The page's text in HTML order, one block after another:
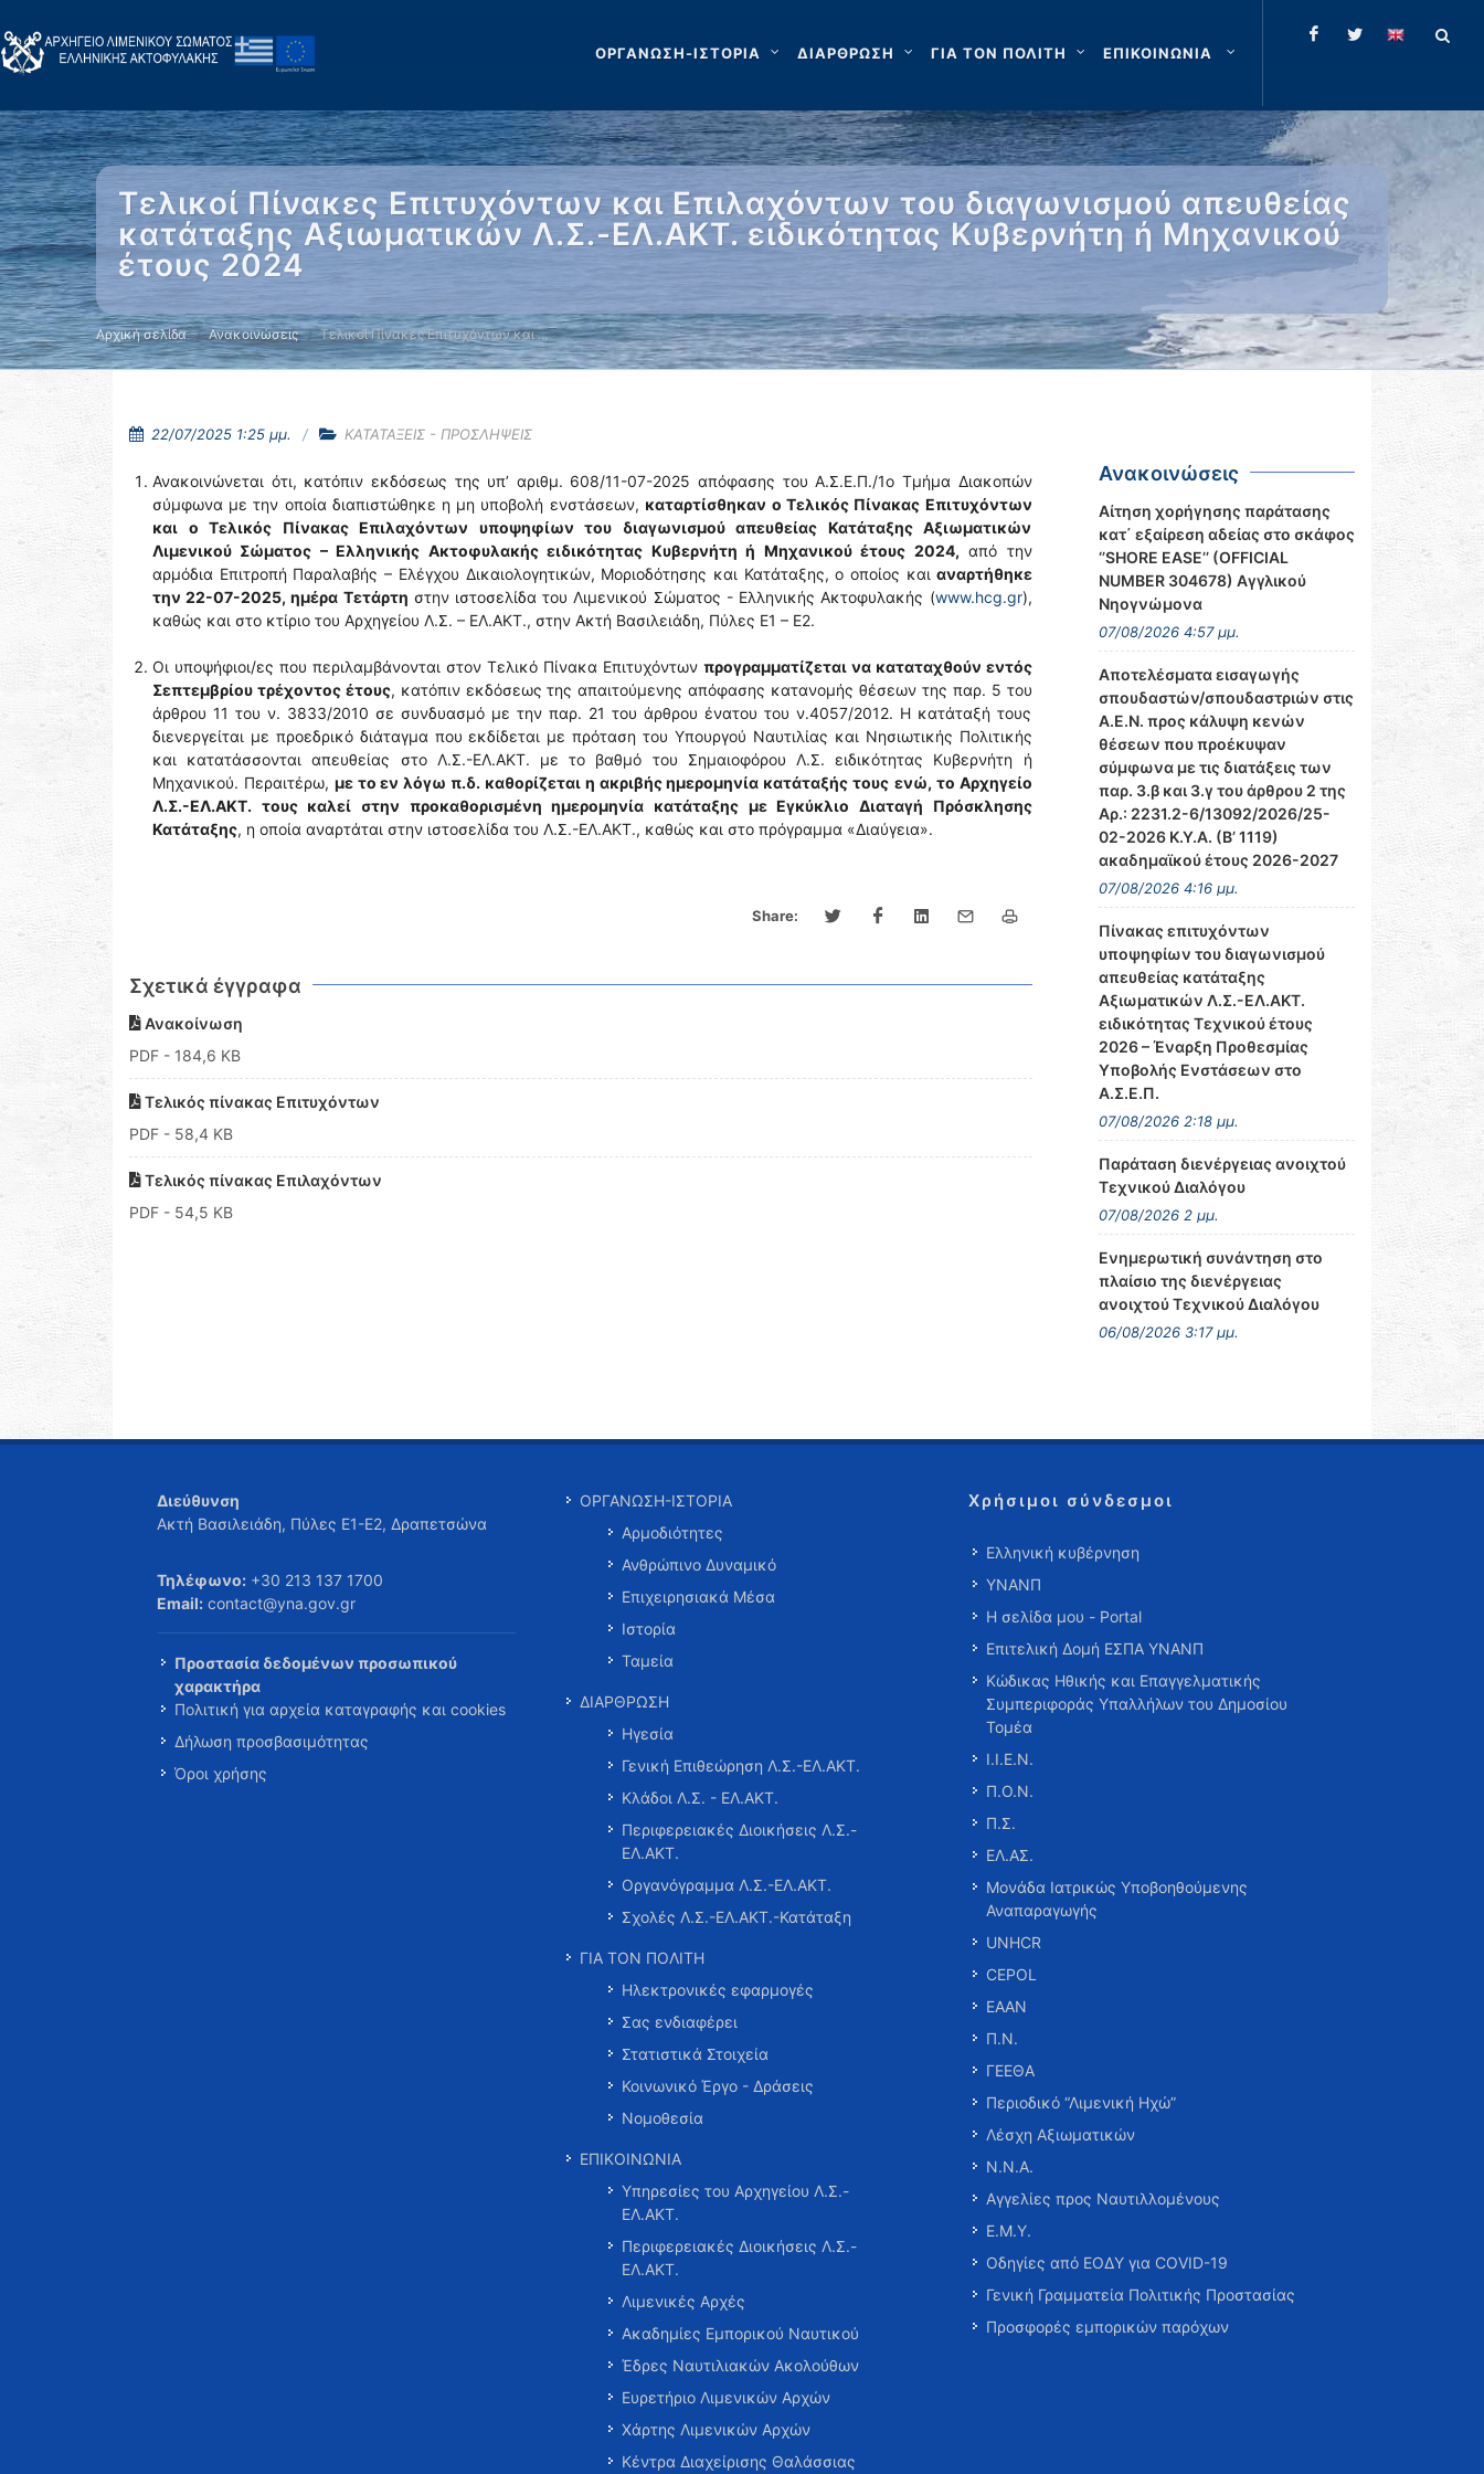
ΟΡΓΑΝΩΣΗ-ΙΣΤΟΡΙΑ ΔΙΑΡΘΡΩΣΗ ΓΙΑ ΤΟΝ ΠΟΛΙΤΗ ΕΠΙΚΟΙΝΩΝΙΑ
Τελικοί Πίνακες Επιτυχόντων και Επιλαχόντων του διαγωνισμού απευθείας
κατάταξης Αξιωματικών Λ.Σ.-ΕΛ.ΑΚΤ. ειδικότητας Κυβερνήτη ή Μηχανικού
έτους 2024
Αρχική σελίδα Ανακοινώσεις Τελικοί Πίνακες Επιτυχόντων και …
22/07/2025 1:25 μμ. ΚΑΤΑΤΑΞΕΙΣ - ΠΡΟΣΛΗΨΕΙΣ
Ανακοινώνεται ότι, κατόπιν εκδόσεως της υπ’ αριθμ. 608/11-07-2025 απόφασης του Α.Σ.Ε.Π./1ο Τμήμα Διακοπών
σύμφωνα με την οποία διαπιστώθηκε η μη υποβολή ενστάσεων, καταρτίσθηκαν ο Τελικός Πίνακας Επιτυχόντων
και ο Τελικός Πίνακας Επιλαχόντων υποψηφίων του διαγωνισμού απευθείας Κατάταξης Αξιωματικών
Λιμενικού Σώματος – Ελληνικής Ακτοφυλακής ειδικότητας Κυβερνήτη ή Μηχανικού έτους 2024, από την
αρμόδια Επιτροπή Παραλαβής – Ελέγχου Δικαιολογητικών, Μοριοδότησης και Κατάταξης, ο οποίος και αναρτήθηκε
την 22-07-2025, ημέρα Τετάρτη στην ιστοσελίδα του Λιμενικού Σώματος - Ελληνικής Ακτοφυλακής (www.hcg.gr),
καθώς και στο κτίριο του Αρχηγείου Λ.Σ. – ΕΛ.ΑΚΤ., στην Ακτή Βασιλειάδη, Πύλες Ε1 – Ε2.
Οι υποψήφιοι/ες που περιλαμβάνονται στον Τελικό Πίνακα Επιτυχόντων προγραμματίζεται να καταταχθούν εντός
Σεπτεμβρίου τρέχοντος έτους, κατόπιν εκδόσεως της απαιτούμενης απόφασης κατανομής θέσεων της παρ. 5 του
άρθρου 11 του ν. 3833/2010 σε συνδυασμό με την παρ. 21 του άρθρου ένατου του ν.4057/2012. Η κατάταξή τους
διενεργείται με προεδρικό διάταγμα που εκδίδεται με πρόταση του Υπουργού Ναυτιλίας και Νησιωτικής Πολιτικής
και κατατάσσονται απευθείας στο Λ.Σ.-ΕΛ.ΑΚΤ. με το βαθμό του Σημαιοφόρου Λ.Σ. ειδικότητας Κυβερνήτη ή
Μηχανικού. Περαιτέρω, με το εν λόγω π.δ. καθορίζεται η ακριβής ημερομηνία κατάταξής τους ενώ, το Αρχηγείο
Λ.Σ.-ΕΛ.ΑΚΤ. τους καλεί στην προκαθορισμένη ημερομηνία κατάταξης με Εγκύκλιο Διαταγή Πρόσκλησης
Κατάταξης, η οποία αναρτάται στην ιστοσελίδα του Λ.Σ.-ΕΛ.ΑΚΤ., καθώς και στο πρόγραμμα «Διαύγεια».
Share:
Σχετικά έγγραφα
Ανακοίνωση
PDF - 184,6 KB
Τελικός πίνακας Επιτυχόντων
PDF - 58,4 KB
Τελικός πίνακας Επιλαχόντων
PDF - 54,5 KB
Ανακοινώσεις
Αίτηση χορήγησης παράτασης
κατ΄ εξαίρεση αδείας στο σκάφος
‘’SHORE EASE’’ (OFFICIAL
NUMBER 304678) Αγγλικού
Νηογνώμονα
07/08/2026 4:57 μμ.
Αποτελέσματα εισαγωγής
σπουδαστών/σπουδαστριών στις
Α.Ε.Ν. προς κάλυψη κενών
θέσεων που προέκυψαν
σύμφωνα με τις διατάξεις των
παρ. 3.β και 3.γ του άρθρου 2 της
Αρ.: 2231.2-6/13092/2026/25-
02-2026 Κ.Υ.Α. (Β’ 1119)
ακαδημαϊκού έτους 2026-2027
07/08/2026 4:16 μμ.
Πίνακας επιτυχόντων
υποψηφίων του διαγωνισμού
απευθείας κατάταξης
Αξιωματικών Λ.Σ.-ΕΛ.ΑΚΤ.
ειδικότητας Τεχνικού έτους
2026 – Έναρξη Προθεσμίας
Υποβολής Ενστάσεων στο
Α.Σ.Ε.Π.
07/08/2026 2:18 μμ.
Παράταση διενέργειας ανοιχτού
Τεχνικού Διαλόγου
07/08/2026 2 μμ.
Ενημερωτική συνάντηση στο
πλαίσιο της διενέργειας
ανοιχτού Τεχνικού Διαλόγου
06/08/2026 3:17 μμ.
Διεύθυνση
Ακτή Βασιλειάδη, Πύλες Ε1-Ε2, Δραπετσώνα
Τηλέφωνο: +30 213 137 1700
Email: contact@yna.gov.gr
Προστασία δεδομένων προσωπικού
χαρακτήρα
Πολιτική για αρχεία καταγραφής και cookies
Δήλωση προσβασιμότητας
Όροι χρήσης
ΟΡΓΑΝΩΣΗ-ΙΣΤΟΡΙΑ
Αρμοδιότητες
Ανθρώπινο Δυναμικό
Επιχειρησιακά Μέσα
Ιστορία
Ταμεία
ΔΙΑΡΘΡΩΣΗ
Ηγεσία
Γενική Επιθεώρηση Λ.Σ.-ΕΛ.ΑΚΤ.
Κλάδοι Λ.Σ. - ΕΛ.ΑΚΤ.
Περιφερειακές Διοικήσεις Λ.Σ.-
ΕΛ.ΑΚΤ.
Οργανόγραμμα Λ.Σ.-ΕΛ.ΑΚΤ.
Σχολές Λ.Σ.-ΕΛ.ΑΚΤ.-Κατάταξη
ΓΙΑ ΤΟΝ ΠΟΛΙΤΗ
Ηλεκτρονικές εφαρμογές
Σας ενδιαφέρει
Στατιστικά Στοιχεία
Κοινωνικό Έργο - Δράσεις
Νομοθεσία
ΕΠΙΚΟΙΝΩΝΙΑ
Υπηρεσίες του Αρχηγείου Λ.Σ.-
ΕΛ.ΑΚΤ.
Περιφερειακές Διοικήσεις Λ.Σ.-
ΕΛ.ΑΚΤ.
Λιμενικές Αρχές
Ακαδημίες Εμπορικού Ναυτικού
Έδρες Ναυτιλιακών Ακολούθων
Ευρετήριο Λιμενικών Αρχών
Χάρτης Λιμενικών Αρχών
Κέντρα Διαχείρισης Θαλάσσιας
Χρήσιμοι σύνδεσμοι
Ελληνική κυβέρνηση
ΥΝΑΝΠ
Η σελίδα μου - Portal
Επιτελική Δομή ΕΣΠΑ ΥΝΑΝΠ
Κώδικας Ηθικής και Επαγγελματικής
Συμπεριφοράς Υπαλλήλων του Δημοσίου
Τομέα
Ι.Ι.Ε.Ν.
Π.Ο.Ν.
Π.Σ.
ΕΛ.ΑΣ.
Μονάδα Ιατρικώς Υποβοηθούμενης
Αναπαραγωγής
UNHCR
CEPOL
ΕΑΑΝ
Π.Ν.
ΓΕΕΘΑ
Περιοδικό “Λιμενική Ηχώ”
Λέσχη Αξιωματικών
Ν.Ν.Α.
Αγγελίες προς Ναυτιλλομένους
Ε.Μ.Υ.
Οδηγίες από ΕΟΔΥ για COVID-19
Γενική Γραμματεία Πολιτικής Προστασίας
Προσφορές εμπορικών παρόχων